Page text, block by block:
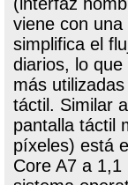
viene con
simplifica el
diarios, lo
más
táctil. Similar
pantalla táctil
píxeles) está
Core A7 a 1,1